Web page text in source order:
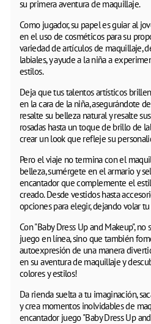
su primera aventura de maquillaje.
Como jugador, su papel es guiar al
en el uso de cosméticos para su
variedad de artículos de maquillaje,
labiales, y ayude a la niña a
estilos.
Deja que tus talentos artísticos
en la cara de la niña, asegurándote
resalte su belleza natural y resalte
rosadas hasta un toque de brillo de
crear un look que refleje su
Pero el viaje no termina con el
belleza, sumérgete en el armario y
encantador que complemente el
creado. Desde vestidos hasta
opciones para elegir, dejando volar
Con "Baby Dress Up and Makeup",
juego en línea, sino que también
autoexpresión de una manera
en su aventura de maquillaje y
colores y estilos!
Da rienda suelta a tu imaginación,
y crea momentos inolvidables de
encantador juego "Baby Dress Up